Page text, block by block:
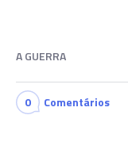
A GUERRA
0 Comentários